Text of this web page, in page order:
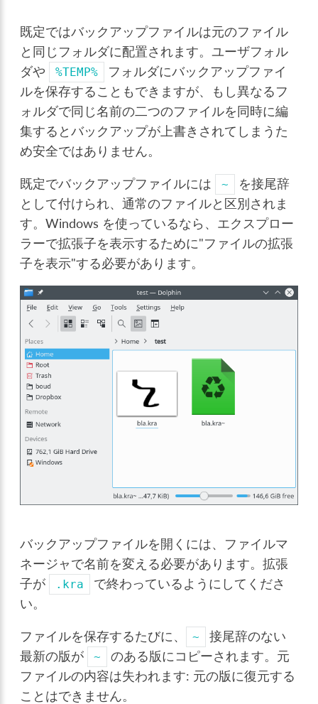
既定ではバックアップファイルは元のファイル
と同じフォルダに配置されます。ユーザフォル
ダや
%TEMP%
フォルダにバックアップファイ
ルを保存することもできますが、もし異なるフ
ォルダで同じ名前の二つのファイルを同時に編
集するとバックアップが上書きされてしまうた
め安全ではありません。
既定でバックアップファイルには ~
を接尾辞
として付けられ、通常のファイルと区別されま
す。Windows を使っているなら、エクスプロー
ラーで拡張子を表示するために"ファイルの拡張
子を表示"する必要があります。
バックアップファイルを開くには、ファイルマ
ネージャで名前を変える必要があります。拡張
子が
.kra
で終わっているようにしてくださ
い。
ファイルを保存するたびに、 ~
接尾辞のない
最新の版が
~
のある版にコピーされます。元
ファイルの内容は失われます: 元の版に復元する
ことはできません。